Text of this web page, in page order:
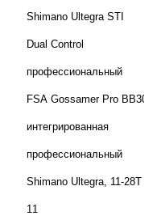
Shimano Ultegra STI
Dual Control
профессиональный
FSA Gossamer Pro BB30
интегрированная
профессиональный
Shimano Ultegra, 11-28T
11